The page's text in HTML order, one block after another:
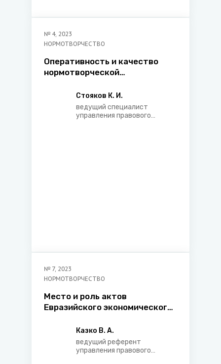
№ 4, 2023
НОРМОТВОРЧЕСТВО
Оперативность и качество
нормотворческой
обеспечения национальной
безопасности
Стояков К. И.
ведущий специалист
управления правового
№ 7, 2023
НОРМОТВОРЧЕСТВО
Место и роль актов
Евразийского экономического
законодательства Республики
Беларусь
Казко В. А.
ведущий референт
управления правового